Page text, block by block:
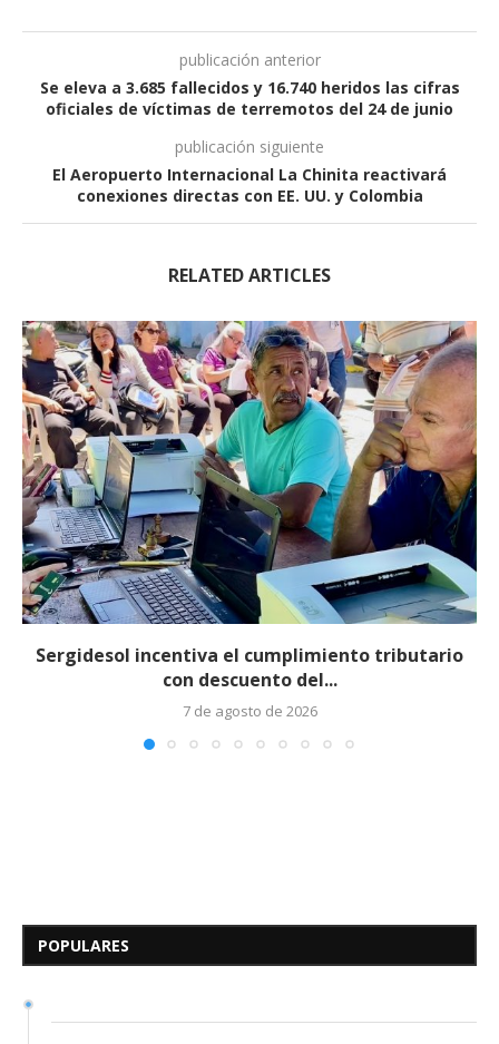
publicación anterior
Se eleva a 3.685 fallecidos y 16.740 heridos las cifras
oficiales de víctimas de terremotos del 24 de junio
publicación siguiente
El Aeropuerto Internacional La Chinita reactivará
conexiones directas con EE. UU. y Colombia
RELATED ARTICLES
Sergidesol incentiva el cumplimiento tributario
con descuento del...
7 de agosto de 2026
POPULARESDesconocidos del...